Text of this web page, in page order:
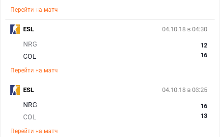
Перейти на матч
04.10.18 в 04:30
NRG
COL
12
16
Перейти на матч
ESL
04.10.18 в 03:25
NRG
COL
16
13
Перейти на матч
ESL